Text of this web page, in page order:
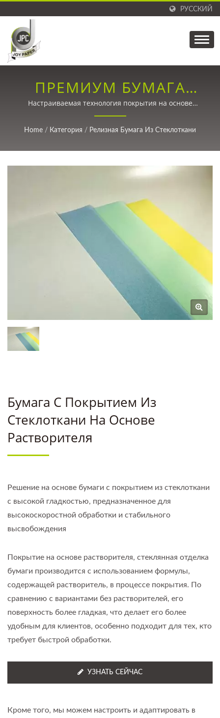
РУССКИЙ
ПРЕМИУМ БУМАГА
ДЛЯ ОТДЕЛЕНИЯ НА
ОСНОВЕ
РАСТВОРИТЕЛЕЙ С
ПРЕВОСХОДНОЙ
ПОВЕРХНОСТИ.
Настраиваемая технология покрытия на основе
растворителей, обеспечивающая исключительные
характеристики отделения для этикеток,
Home / Категория / Релизная Бумага Из Стеклоткани
Бумага С Покрытием Из
Стеклоткани На Основе
Растворителя
Решение на основе бумаги с покрытием из стеклоткани
с высокой гладкостью, предназначенное для
высокоскоростной обработки и стабильного
высвобождения
Покрытие на основе растворителя, стеклянная отделка
бумаги производится с использованием формулы,
содержащей растворитель, в процессе покрытия. По
сравнению с вариантами без растворителей, его
поверхность более гладкая, что делает его более
удобным для клиентов, особенно подходит для тех, кто
требует быстрой обработки.
УЗНАТЬ СЕЙЧАС
Кроме того, мы можем настроить и адаптировать в